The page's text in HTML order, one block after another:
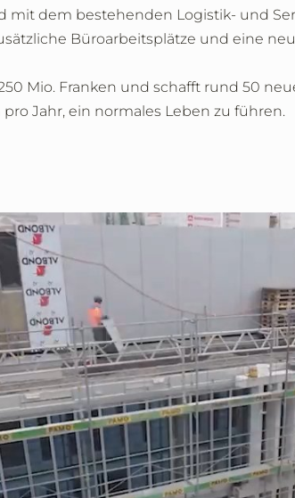
mit dem bestehenden Logistik- und
Büroarbeitsplätze und eine
Mio. Franken und schafft rund 50
Jahr, ein normales Leben zu führen.